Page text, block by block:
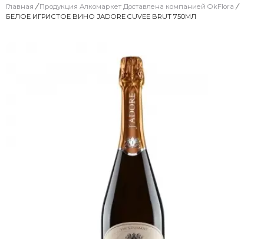
Главная / Продукция Алкомаркет Доставлена ​​компанией OkFlora /
БЕЛОЕ ИГРИСТОЕ ВИНО JADORE CUVEE BRUT 750МЛ